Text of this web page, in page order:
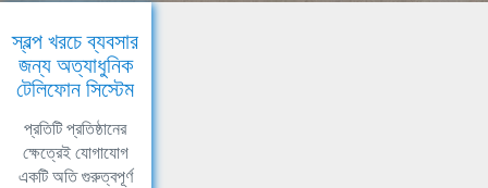
স্বল্প খরচে ব্যবসার
জন্য অত্যাধুনিক
টেলিফোন সিস্টেম
প্রতিটি প্রতিষ্ঠানের
ক্ষেত্রেই যোগাযোগ
একটি অতি গুরুত্বপূর্ণ